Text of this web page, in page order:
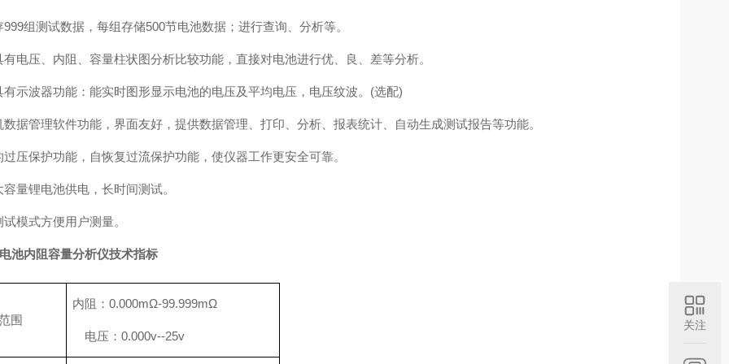
999组测试数据，每组存储500节电池数据；进行查询、分析等。
有电压、内阻、容量柱状图分析比较功能，直接对电池进行优、良、差等分析。
有示波器功能：能实时图形显示电池的电压及平均电压，电压纹波。(选配)
数据管理软件功能，界面友好，提供数据管理、打印、分析、报表统计、自动生成测试报告等功能。
过压保护功能，自恢复过流保护功能，使仪器工作更安全可靠。
量锂电池供电，长时间测试。
模式方便用户测量。
池内阻容量分析仪技术指标
围
内阻：0.000mΩ-99.999mΩ
电压：0.000v--25v
关注